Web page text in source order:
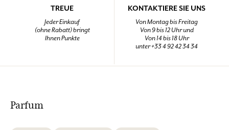
TREUE
Jeder Einkauf
(ohne Rabatt) bringt
Ihnen Punkte
KONTAKTIERE SIE UNS
Von Montag bis Freitag
Von 9 bis 12 Uhr und
Von 14 bis 18 Uhr
unter +33 4 92 42 34 34
Parfum